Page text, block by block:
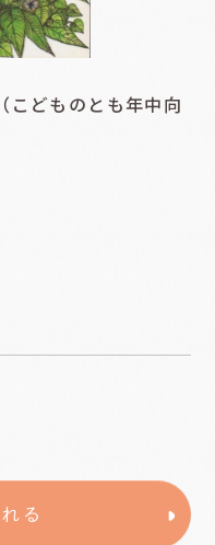
どものとも年中向
る